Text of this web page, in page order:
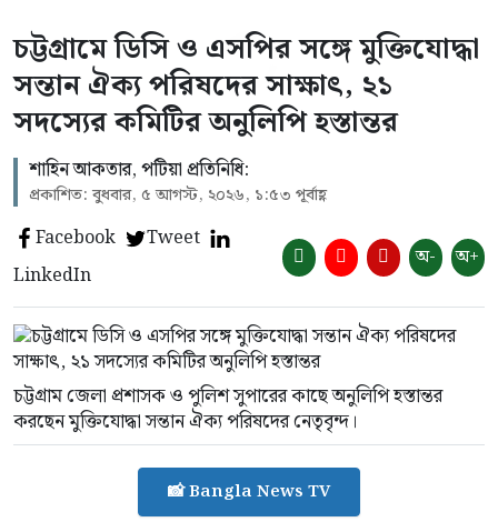
চট্টগ্রামে ডিসি ও এসপির সঙ্গে মুক্তিযোদ্ধা
সন্তান ঐক্য পরিষদের সাক্ষাৎ, ২১
সদস্যের কমিটির অনুলিপি হস্তান্তর
শাহিন আকতার, পটিয়া প্রতিনিধি:
প্রকাশিত: বুধবার, ৫ আগস্ট, ২০২৬, ১:৫৩ পূর্বাহ্ণ
Facebook
Tweet
LinkedIn
অ- অ+
চট্টগ্রাম জেলা প্রশাসক ও পুলিশ সুপারের কাছে অনুলিপি হস্তান্তর
করছেন মুক্তিযোদ্ধা সন্তান ঐক্য পরিষদের নেতৃবৃন্দ।
📸 Bangla News TV